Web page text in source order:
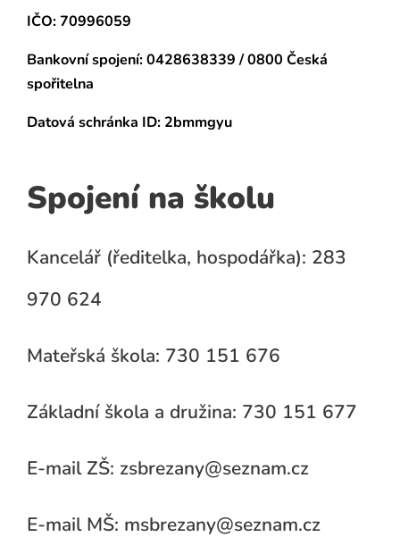
IČO: 70996059
Bankovní spojení:0428638339 / 0800 Česká
spořitelna
Datová schránka ID: 2bmmgyu
Spojení na školu
Kancelář (ředitelka, hospodářka): 283
970 624
Mateřská škola: 730 151 676
Základní škola a družina: 730 151 677
E-mail ZŠ: zsbrezany@seznam.cz
E-mail MŠ: msbrezany@seznam.cz